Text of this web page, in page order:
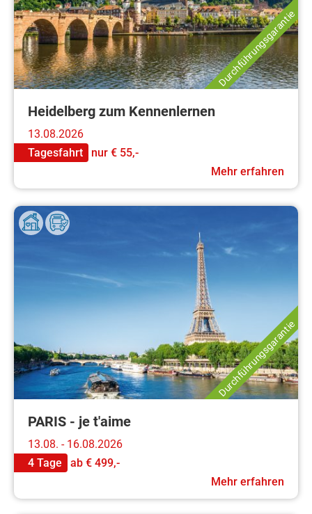
Durchführungsgarantie
Heidelberg zum Kennenlernen
13.08.2026
Tagesfahrt
nur € 55,-
Mehr erfahren
Durchführungsgarantie
PARIS - je t'aime
13.08. - 16.08.2026
4 Tage
ab € 499,-
Mehr erfahren